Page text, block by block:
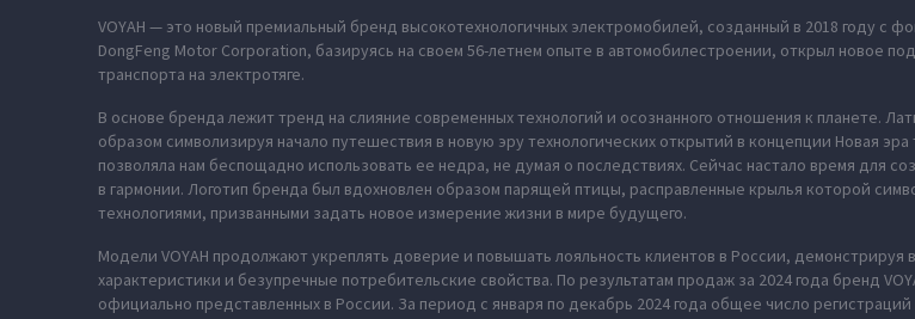
VOYAH — это новый премиальный бренд высокотехнологичных электромобилей, созданный в 2018 году с
DongFeng Motor Corporation, базируясь на своем 56-летнем опыте в автомобилестроении, открыл новое
транспорта на электротяге.
В основе бренда лежит тренд на слияние современных технологий и осознанного отношения к планете.
образом символизируя начало путешествия в новую эру технологических открытий в концепции Новая
позволяла нам беспощадно использовать ее недра, не думая о последствиях. Сейчас настало время для
в гармонии. Логотип бренда был вдохновлен образом парящей птицы, расправленные крылья которой
технологиями, призванными задать новое измерение жизни в мире будущего.
Модели VOYAH продолжают укреплять доверие и повышать лояльность клиентов в России,
характеристики и безупречные потребительские свойства. По результатам продаж за 2024 года бренд
официально представленных в России. За период с января по декабрь 2024 года общее число